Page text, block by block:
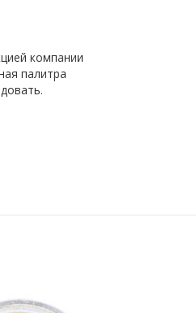
компании
палитра